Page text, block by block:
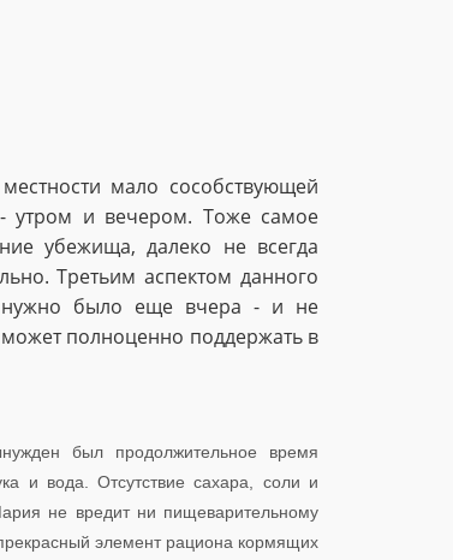
мало сособствующей
утром и вечером. Тоже самое
убежища, далеко не всегда
Третьим аспектом данного
нужно было еще вчера - и не
полноценно поддержать в
был продолжительное время
и вода. Отсутствие сахара, соли и
не вредит ни пищеварительному
элемент рациона кормящих